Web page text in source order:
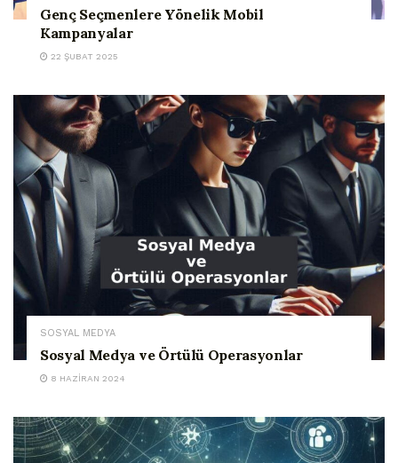
Genç Seçmenlere Yönelik Mobil
Kampanyalar
22 ŞUBAT 2025
SOSYAL MEDYA
Sosyal Medya ve Örtülü Operasyonlar
8 HAZIRAN 2024